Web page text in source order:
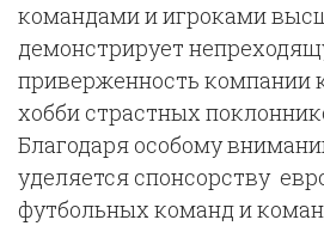
командами и игроками
демонстрирует
приверженность компании
хобби страстных
Благодаря особому
уделяется спонсорству
футбольных команд и